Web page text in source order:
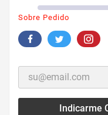
Sobre Pedido
Indicarme